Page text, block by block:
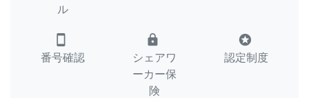
ル
smartphone
番号確認
lock
シェアワ
ーカー保
険
stars
認定制度